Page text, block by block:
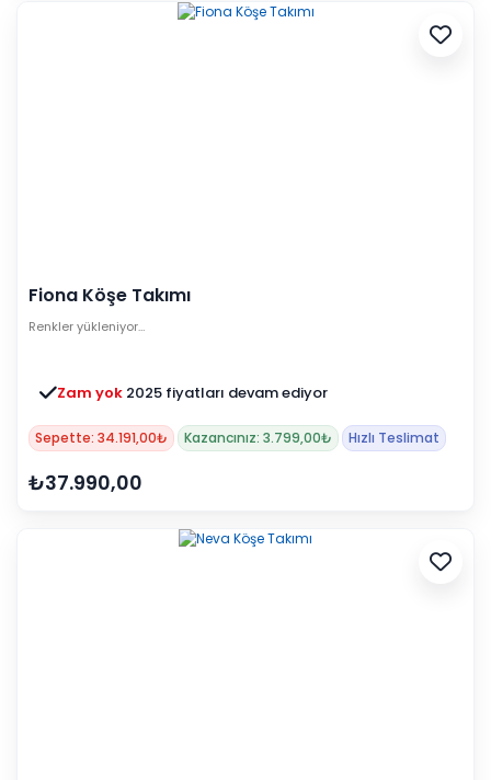
Fiona Köşe Takımı
Renkler yükleniyor…
Zam yok 2025 fiyatları devam ediyor
Sepette: 34.191,00₺ Kazancınız: 3.799,00₺ Hızlı Teslimat
₺37.990,00